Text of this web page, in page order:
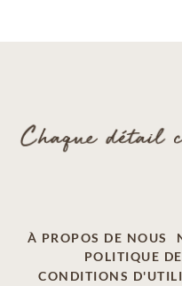
À PROPOS DE NOUS
POLITIQUE
CONDITIONS